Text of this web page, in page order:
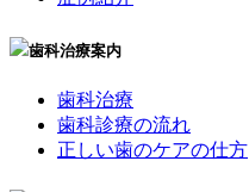
歯科治療案内
歯科治療
歯科診療の流れ
正しい歯のケアの仕方